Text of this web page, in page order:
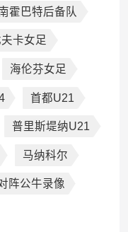
霍巴特后备队
卡女足
海伦芬女足
首都U21
普里斯堤纳U21
马纳科尔
阵公牛录像